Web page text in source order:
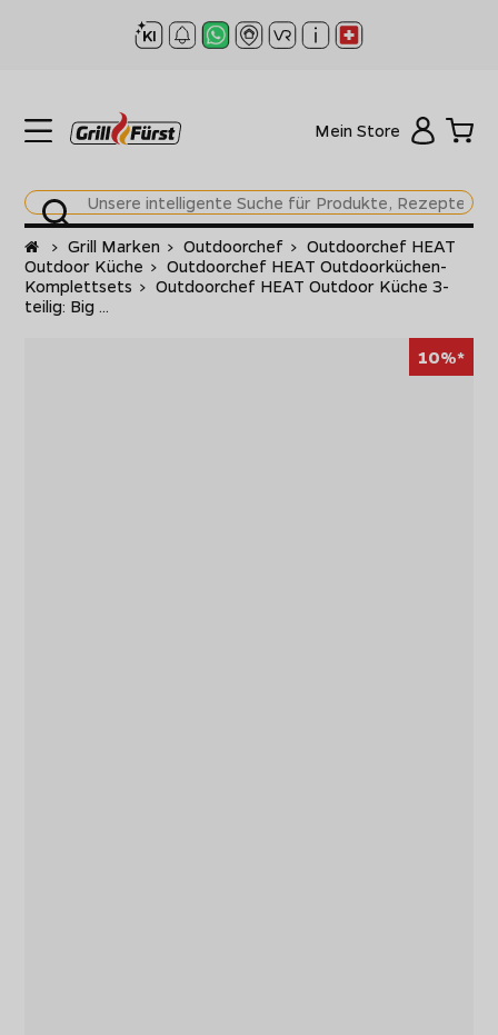
Mein Store
Startseite
> Grill Marken > Outdoorchef > Outdoorchef HEAT
Outdoor Küche > Outdoorchef HEAT Outdoorküchen-
Komplettsets > Outdoorchef HEAT Outdoor Küche 3-
teilig: Big ...
10%*